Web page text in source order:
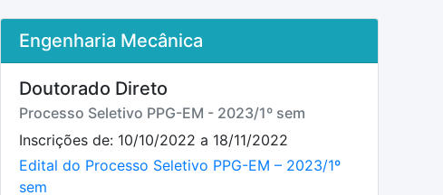
Engenharia Mecânica
Doutorado Direto
Processo Seletivo PPG-EM - 2023/1º sem
Inscrições de: 10/10/2022 a 18/11/2022
Edital do Processo Seletivo PPG-EM – 2023/1º
sem